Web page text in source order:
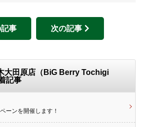
事 次の記事
大田原店（BiG Berry Tochigi
記事
ーンを開催します！